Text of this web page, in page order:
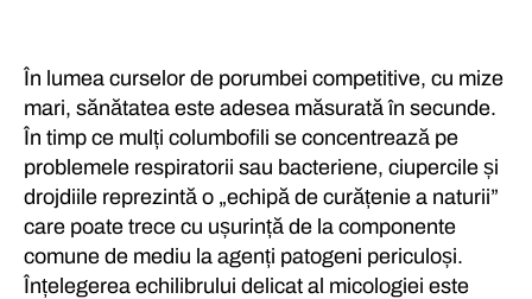
În lumea curselor de porumbei competitive, cu mize
mari, sănătatea este adesea măsurată în secunde.
În timp ce mulți columbofili se concentrează pe
problemele respiratorii sau bacteriene, ciupercile și
drojdiile reprezintă o „echipă de curățenie a naturii”
care poate trece cu ușurință de la componente
comune de mediu la agenți patogeni periculoși.
Înțelegerea echilibrului delicat al micologiei este